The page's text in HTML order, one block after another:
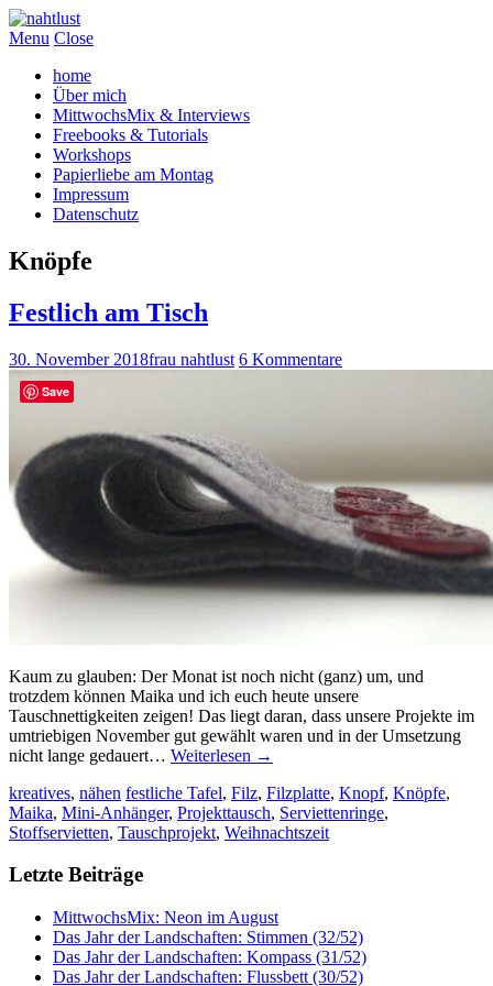
Menu Close
home
Über mich
MittwochsMix & Interviews
Freebooks & Tutorials
Workshops
Papierliebe am Montag
Impressum
Datenschutz
Knöpfe
Festlich am Tisch
30. November 2018frau nahtlust 6 Kommentare
Kaum zu glauben: Der Monat ist noch nicht (ganz) um, und
trotzdem können Maika und ich euch heute unsere
Tauschnettigkeiten zeigen! Das liegt daran, dass unsere Projekte im
umtriebigen November gut gewählt waren und in der Umsetzung
nicht lange gedauert… Weiterlesen →
kreatives, nähen festliche Tafel, Filz, Filzplatte, Knopf, Knöpfe,
Maika, Mini-Anhänger, Projekttausch, Serviettenringe,
Stoffservietten, Tauschprojekt, Weihnachtszeit
Letzte Beiträge
MittwochsMix: Neon im August
Das Jahr der Landschaften: Stimmen (32/52)
Das Jahr der Landschaften: Kompass (31/52)
Das Jahr der Landschaften: Flussbett (30/52)
Save